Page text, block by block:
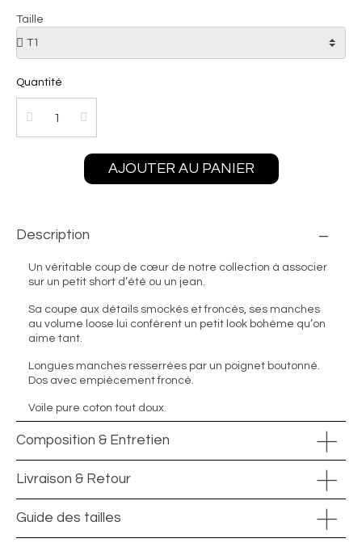
Taille
Quantité
AJOUTER AU PANIER
Description
Un véritable coup de cœur de notre collection à associer
sur un petit short d’été ou un jean.
Sa coupe aux détails smockés et froncés, ses manches
au volume loose lui confèrent un petit look bohème qu’on
aime tant.
Longues manches resserrées par un poignet boutonné.
Dos avec empiècement froncé.
Voile pure coton tout doux.
Composition & Entretien
Livraison & Retour
Guide des tailles